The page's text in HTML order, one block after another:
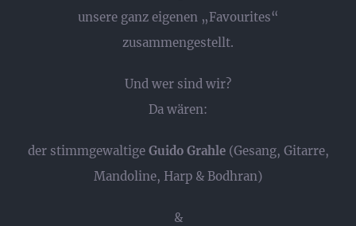
unsere ganz eigenen „Favourites“
zusammengestellt.
Und wer sind wir?
Da wären:
der stimmgewaltige Guido Grahle(Gesang, Gitarre,
Mandoline, Harp & Bodhran)
&